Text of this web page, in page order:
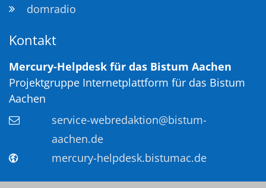
domradio
Kontakt
Mercury-Helpdesk für das Bistum Aachen
Projektgruppe Internetplattform für das Bistum
Aachen
service-webredaktion@bistum-
aachen.de
mercury-helpdesk.bistumac.de